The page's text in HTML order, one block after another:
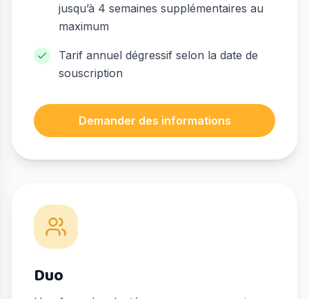
jusqu’à 4 semaines supplémentaires au
maximum
Tarif annuel dégressif selon la date de
souscription
Demander des informations
Duo